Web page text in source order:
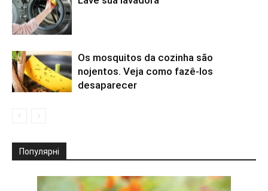
Os mosquitos da cozinha são
nojentos. Veja como fazê-los
desaparecer
Популярні